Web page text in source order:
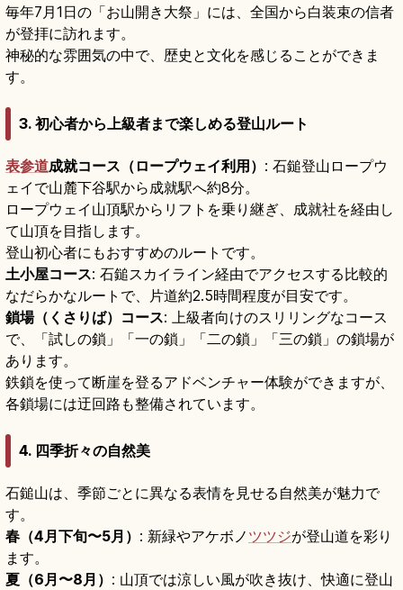
毎年7月1日の「お山開き大祭」には、全国から白装束の信者
が登拝に訪れます。
神秘的な雰囲気の中で、歴史と文化を感じることができま
す。
3. 初心者から上級者まで楽しめる登山ルート
表参道成就コース（ロープウェイ利用） : 石鎚登山ロープウ
ェイで山麓下谷駅から成就駅へ約8分。
ロープウェイ山頂駅からリフトを乗り継ぎ、成就社を経由し
て山頂を目指します。
登山初心者にもおすすめのルートです。
土小屋コース: 石鎚スカイライン経由でアクセスする比較的
なだらかなルートで、片道約2.5時間程度が目安です。
鎖場（くさりば）コース: 上級者向けのスリリングなコース
で、「試しの鎖」「一の鎖」「二の鎖」「三の鎖」の鎖場が
あります。
鉄鎖を使って断崖を登るアドベンチャー体験ができますが、
各鎖場には迂回路も整備されています。
4. 四季折々の自然美
石鎚山は、季節ごとに異なる表情を見せる自然美が魅力で
す。
春（4月下旬〜5月） : 新緑やアケボノ ツツジが登山道を彩り
ます。
夏（6月〜8月） : 山頂では涼しい風が吹き抜け、快適に登山